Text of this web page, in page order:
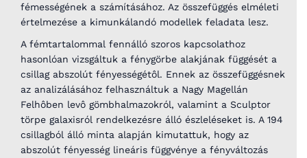
fémességének a számításához. Az összefüggés elméleti
értelmezése a kimunkálandó modellek feladata lesz.
A fémtartalommal fennálló szoros kapcsolathoz
hasonlóan vizsgáltuk a fénygörbe alakjának függését a
csillag abszolút fényességétôl. Ennek az összefüggésnek
az analizálásához felhasználtuk a Nagy Magellán
Felhôben levô gömbhalmazokról, valamint a Sculptor
törpe galaxisról rendelkezésre álló észleléseket is. A 194
csillagból álló minta alapján kimutattuk, hogy az
abszolút fényesség lineáris függvénye a fényváltozás